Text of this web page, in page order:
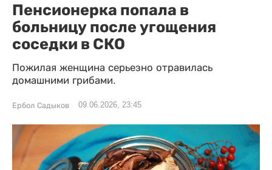
Пенсионерка попала в
больницу после угощения
соседки в СКО
Пожилая женщина серьезно отравилась
домашними грибами.
Ербол Садыков 09.06.2026, 23:45